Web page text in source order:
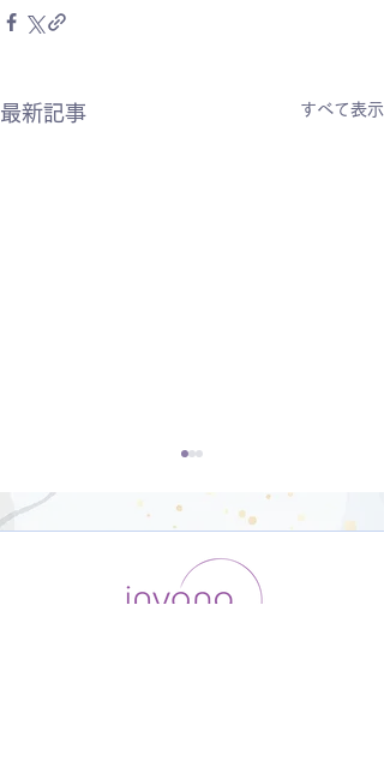
最新記事 すべて表示